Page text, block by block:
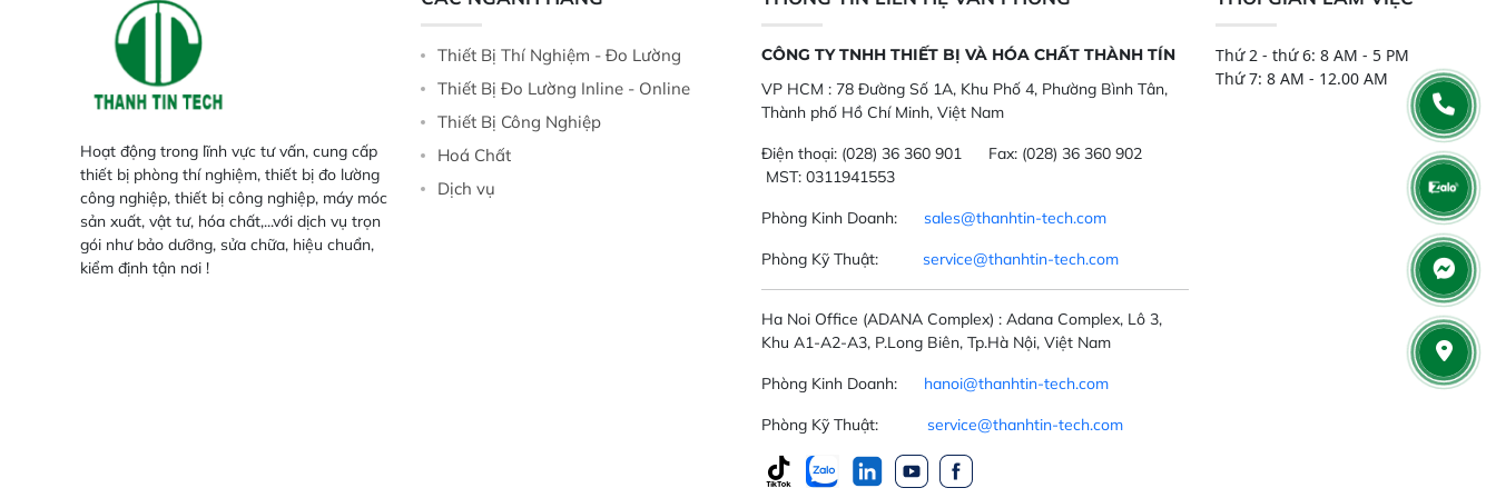
Hoạt động trong lĩnh vực tư vấn, cung cấp
thiết bị phòng thí nghiệm, thiết bị đo lường
công nghiệp, thiết bị công nghiệp, máy móc
sản xuất, vật tư, hóa chất,...với dịch vụ trọn
gói như bảo dưỡng, sửa chữa, hiệu chuẩn,
kiểm định tận nơi !
Thiết Bị Thí Nghiệm - Đo Lường
Thiết Bị Đo Lường Inline - Online
Thiết Bị Công Nghiệp
Hoá Chất
Dịch vụ
CÔNG TY TNHH THIẾT BỊ VÀ HÓA CHẤT THÀNH TÍN
VP HCM : 78 Đường Số 1A, Khu Phố 4, Phường Bình Tân,
Thành phố Hồ Chí Minh, Việt Nam
Điện thoại: (028) 36 360 901 Fax: (028) 36 360 902
MST: 0311941553
Phòng Kinh Doanh: sales@thanhtin-tech.com
Phòng Kỹ Thuật: service@thanhtin-tech.com
Ha Noi Office (ADANA Complex) : Adana Complex, Lô 3,
Khu A1-A2-A3, P.Long Biên, Tp.Hà Nội, Việt Nam
Phòng Kinh Doanh: hanoi@thanhtin-tech.com
Phòng Kỹ Thuật: service@thanhtin-tech.com
Thứ 2 - thứ 6: 8 AM - 5 PM
Thứ 7: 8 AM - 12.00 AM